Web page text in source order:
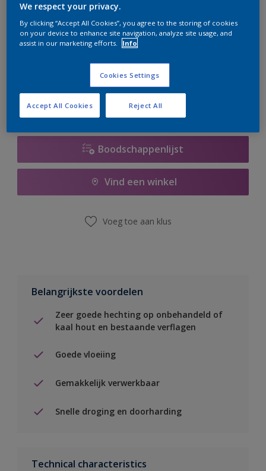
Op dit moment is het niet mogelijk dit product online
te bestellen. Houd de website in de gaten, we werken
er hard aan om de voorraad aan te vullen.
Boodschappenlijst
Vind een winkel
Voeg toe aan klus
Belangrijkste voordelen
Zeer goede hechting op onbehandeld of
kaal hout en bestaande verflagen
Goede vloeiing
Gemakkelijk verwerkbaar
Snelle droging en doorharding
Technical characteristics
We respect your privacy.
By clicking “Accept All Cookies”, you agree to the storing of cookies
on your device to enhance site navigation, analyze site usage, and
assist in our marketing efforts.
Info
Cookies Settings
Reject All
Accept All Cookies